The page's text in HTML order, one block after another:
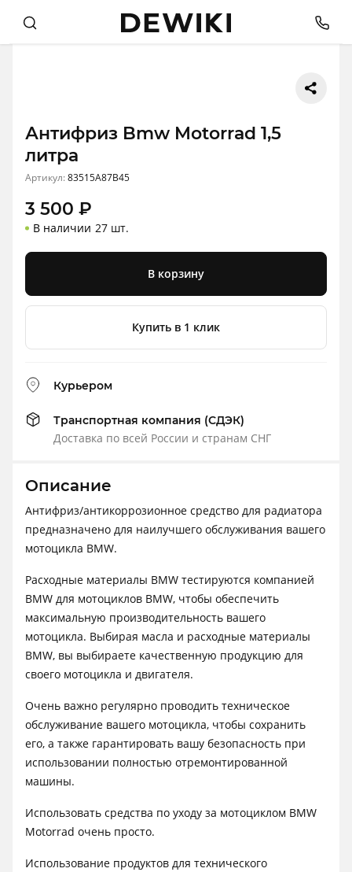
Антифриз Bmw Motorrad 1,5
литра
Артикул:83515A87B45
3 500 ₽
В наличии 27 шт.
В корзину
Купить в 1 клик
Курьером
Транспортная компания (СДЭК)
Доставка по всей России и странам СНГ
Описание
Антифриз/антикоррозионное средство для радиатора
предназначено для наилучшего обслуживания вашего
мотоцикла BMW.
Расходные материалы BMW тестируются компанией
BMW для мотоциклов BMW, чтобы обеспечить
максимальную производительность вашего
мотоцикла. Выбирая масла и расходные материалы
BMW, вы выбираете качественную продукцию для
своего мотоцикла и двигателя.
Очень важно регулярно проводить техническое
обслуживание вашего мотоцикла, чтобы сохранить
его, а также гарантировать вашу безопасность при
использовании полностью отремонтированной
машины.
Использовать средства по уходу за мотоциклом BMW
Motorrad очень просто.
Использование продуктов для технического